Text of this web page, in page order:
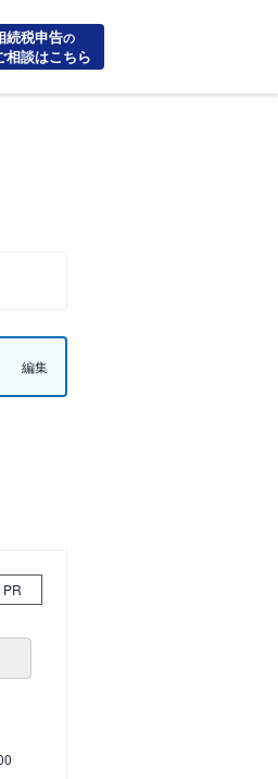
続税申告の
相談はこちら
編集
PR